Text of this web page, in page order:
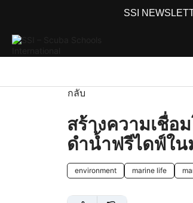
SSI
กลับ
สร้างความเชื่อ
ดำน้ำฟรีไดฟ์ใ
environment marine life